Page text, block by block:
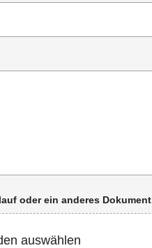
oder ein anderes Dokument
auswählen